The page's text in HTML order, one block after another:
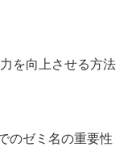
を向上させる方法
のゼミ名の重要性